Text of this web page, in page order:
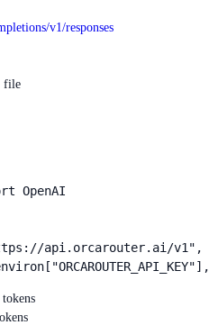
/v1/responses
file
OpenAI
api.orcarouter.ai/v1",